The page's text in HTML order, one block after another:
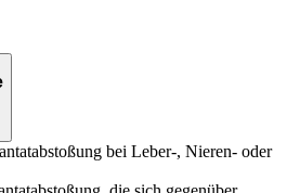
bei Leber-, Nieren- oder